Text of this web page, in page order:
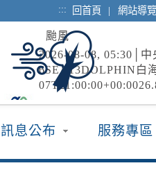
::: 回首頁 | 網站導覽
颱風
2026-08-08, 05:30│中
6SEA13DOLPHIN白
海豚（國際...
強風
2026-08-08, 05:06│中
颱風外圍環流影響，
新北市、桃園市、新
東縣(含蘭嶼、綠島)
訊息公布 服務專區